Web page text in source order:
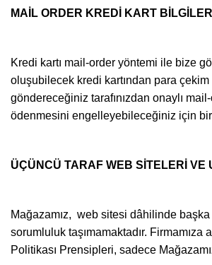
MAİL ORDER KREDİ KART
Kredi kartı mail-order yöntemi ile bize
oluşubilecek kredi kartından para
göndereceğiniz tarafınızdan onaylı
ödenmesini engelleyebileceğiniz için bir
ÜÇÜNCÜ TARAF WEB SİTELERİ VE
Mağazamız, web sitesi dâhilinde
sorumluluk taşımamaktadır. Firmamıza
Politikası Prensipleri, sadece